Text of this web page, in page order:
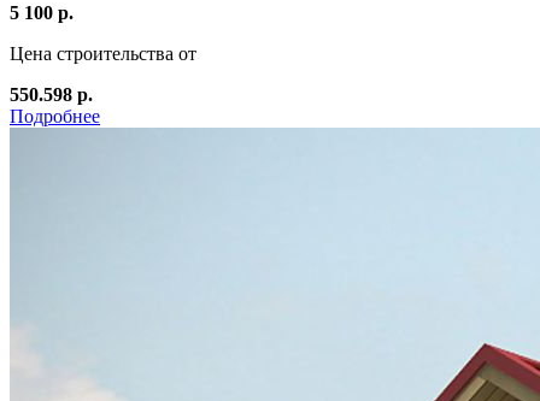
5 100 р.
Цена строительства от
550.598 р.
Подробнее